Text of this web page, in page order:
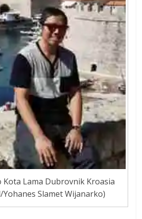
Kota Lama Dubrovnik Kroasia
Yohanes Slamet Wijanarko)